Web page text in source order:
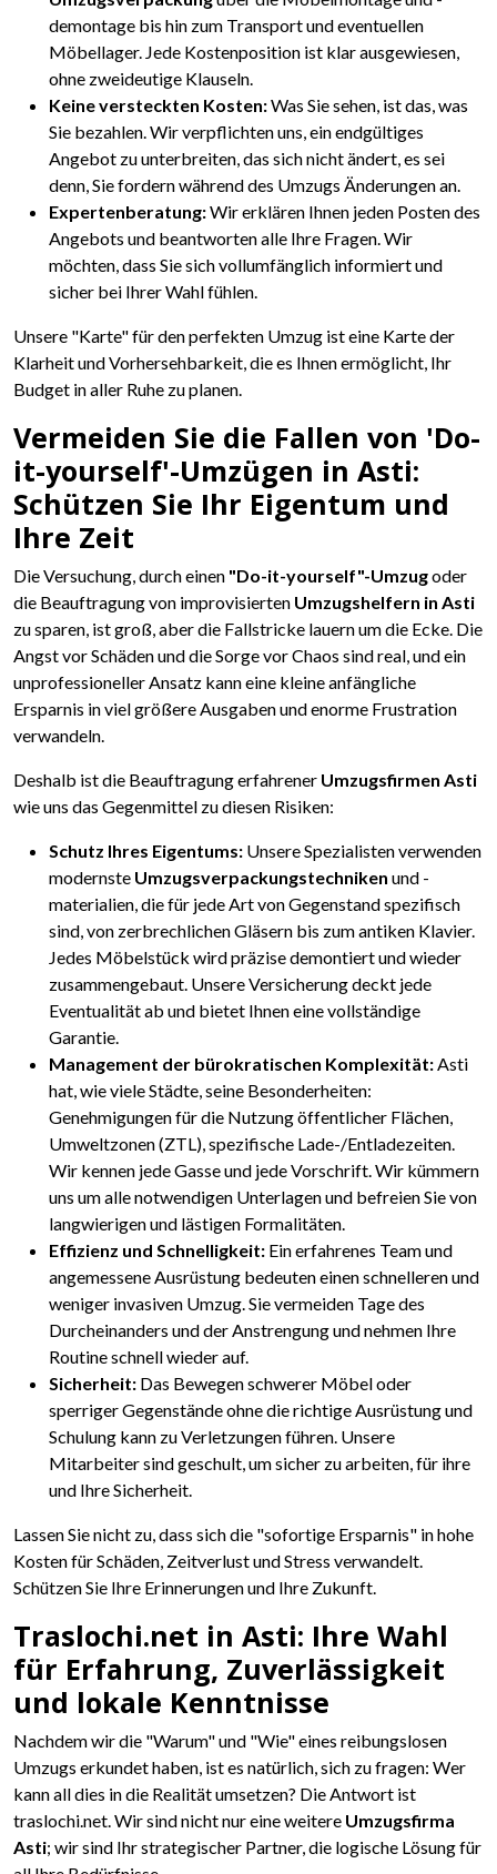
demontage bis hin zum Transport und eventuellen
Möbellager. Jede Kostenposition ist klar ausgewiesen,
ohne zweideutige Klauseln.
Keine versteckten Kosten:Was Sie sehen, ist das, was
Sie bezahlen. Wir verpflichten uns, ein endgültiges
Angebot zu unterbreiten, das sich nicht ändert, es sei
denn, Sie fordern während des Umzugs Änderungen an.
Expertenberatung:Wir erklären Ihnen jeden Posten des
Angebots und beantworten alle Ihre Fragen. Wir
möchten, dass Sie sich vollumfänglich informiert und
sicher bei Ihrer Wahl fühlen.
Unsere "Karte" für den perfekten Umzug ist eine Karte der
Klarheit und Vorhersehbarkeit, die es Ihnen ermöglicht, Ihr
Budget in aller Ruhe zu planen.
Vermeiden Sie die Fallen von 'Do-
it-yourself'-Umzügen in Asti:
Schützen Sie Ihr Eigentum und
Ihre Zeit
Die Versuchung, durch einen "Do-it-yourself"-Umzugoder
die Beauftragung von improvisierten Umzugshelfern in Asti
zu sparen, ist groß, aber die Fallstricke lauern um die Ecke. Die
Angst vor Schäden und die Sorge vor Chaos sind real, und ein
unprofessioneller Ansatz kann eine kleine anfängliche
Ersparnis in viel größere Ausgaben und enorme Frustration
verwandeln.
Deshalb ist die Beauftragung erfahrener Umzugsfirmen Asti
wie uns das Gegenmittel zu diesen Risiken:
Schutz Ihres Eigentums: Unsere Spezialisten verwenden
modernste Umzugsverpackungstechniken und -
materialien, die für jede Art von Gegenstand spezifisch
sind, von zerbrechlichen Gläsern bis zum antiken Klavier.
Jedes Möbelstück wird präzise demontiert und wieder
zusammengebaut. Unsere Versicherung deckt jede
Eventualität ab und bietet Ihnen eine vollständige
Garantie.
Management der bürokratischen Komplexität:Asti
hat, wie viele Städte, seine Besonderheiten:
Genehmigungen für die Nutzung öffentlicher Flächen,
Umweltzonen (ZTL), spezifische Lade-/Entladezeiten.
Wir kennen jede Gasse und jede Vorschrift. Wir kümmern
uns um alle notwendigen Unterlagen und befreien Sie von
langwierigen und lästigen Formalitäten.
Effizienz und Schnelligkeit: Ein erfahrenes Team und
angemessene Ausrüstung bedeuten einen schnelleren und
weniger invasiven Umzug. Sie vermeiden Tage des
Durcheinanders und der Anstrengung und nehmen Ihre
Routine schnell wieder auf.
Sicherheit: Das Bewegen schwerer Möbel oder
sperriger Gegenstände ohne die richtige Ausrüstung und
Schulung kann zu Verletzungen führen. Unsere
Mitarbeiter sind geschult, um sicher zu arbeiten, für ihre
und Ihre Sicherheit.
Lassen Sie nicht zu, dass sich die "sofortige Ersparnis" in hohe
Kosten für Schäden, Zeitverlust und Stress verwandelt.
Schützen Sie Ihre Erinnerungen und Ihre Zukunft.
Traslochi.net in Asti: Ihre Wahl
für Erfahrung, Zuverlässigkeit
und lokale Kenntnisse
Nachdem wir die "Warum" und "Wie" eines reibungslosen
Umzugs erkundet haben, ist es natürlich, sich zu fragen: Wer
kann all dies in die Realität umsetzen? Die Antwort ist
traslochi.net. Wir sind nicht nur eine weitere Umzugsfirma
Asti; wir sind Ihr strategischer Partner, die logische Lösung für